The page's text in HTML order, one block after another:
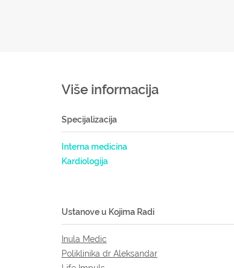
Više informacija
Specijalizacija
Interna medicina
Kardiologija
Ustanove u Kojima Radi
Inula Medic
Poliklinika dr Aleksandar